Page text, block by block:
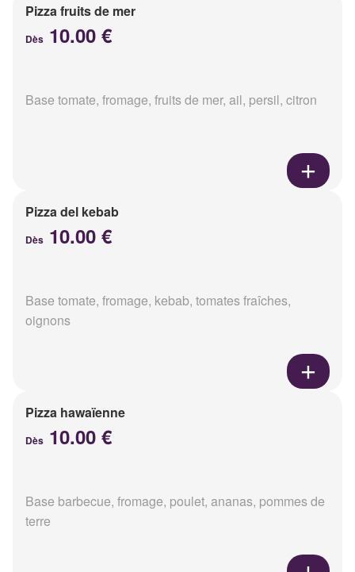
Pizza fruits de mer
Dès 10.00 €
Base tomate, fromage, fruits de mer, ail, persil, citron
Pizza del kebab
Dès 10.00 €
Base tomate, fromage, kebab, tomates fraîches,
oignons
Pizza hawaïenne
Dès 10.00 €
Base barbecue, fromage, poulet, ananas, pommes de
terre